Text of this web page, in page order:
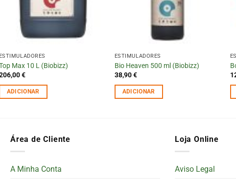
ESTIMULADORES
Max 10 L (Biobizz)
€
ADICIONAR
ESTIMULADORES
Bio Heaven 500 ml (Biobizz)
38,90€
ADICIONAR
Área de Cliente
A Minha Conta
Loja Online
Aviso Legal